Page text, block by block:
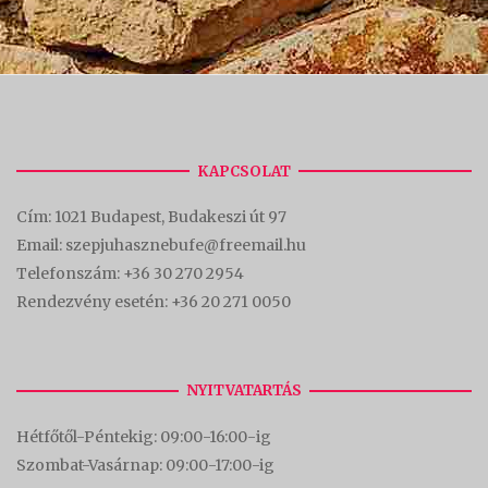
KAPCSOLAT
Cím: 1021 Budapest, Budakeszi út 97
Email: szepjuhasznebufe@freemail.hu
Telefonszám: +36 30 270 2954
Rendezvény esetén: +36 20 271 0050
NYITVATARTÁS
Hétfőtől-Péntekig: 09:00-16:00-ig
Szombat-Vasárnap: 09:00-17:00-ig